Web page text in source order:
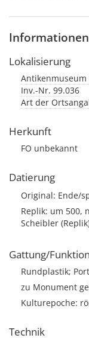
Lokalisierung
Inv.-Nr. 99.036
Art der
Herkunft
FO unbekannt
Datierung
Original: Ende/
Replik: um 500,
Scheibler
Gattung/
Rundplastik;
zu Monument
Kulturepoche:
Technik